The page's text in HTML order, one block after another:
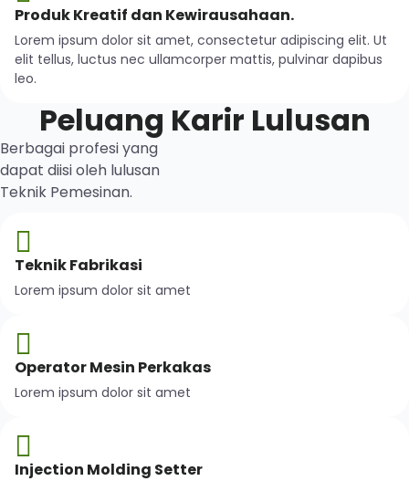
Produk Kreatif dan Kewirausahaan.
Lorem ipsum dolor sit amet, consectetur adipiscing elit. Ut
elit tellus, luctus nec ullamcorper mattis, pulvinar dapibus
leo.
Peluang Karir Lulusan
Berbagai profesi yang
dapat diisi oleh lulusan
Teknik Pemesinan.
Teknik Fabrikasi
Lorem ipsum dolor sit amet
Operator Mesin Perkakas
Lorem ipsum dolor sit amet
Injection Molding Setter